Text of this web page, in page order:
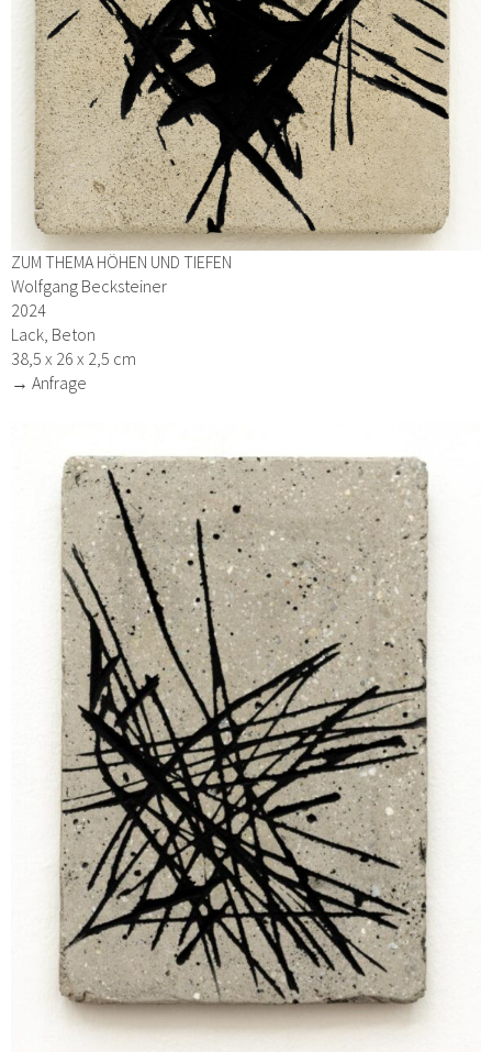
ZUM THEMA HÖHEN UND TIEFEN
Wolfgang Becksteiner
2024
Lack, Beton
38,5 x 26 x 2,5 cm
→ Anfrage